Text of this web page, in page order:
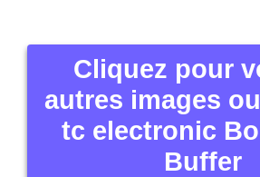
Cliquez pour
autres images
tc electronic
Buffer